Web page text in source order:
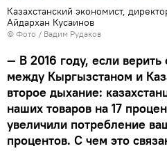
Казахстанский экономист,
Айдархан Кусаинов
© Фото / Вадим Рудаков
— В 2016 году, если верить
между Кыргызстаном и
второе дыхание:
наших товаров на 17
увеличили потребление
процентов. С чем это